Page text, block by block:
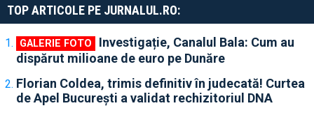
TOP ARTICOLE PE JURNALUL.RO:
Investigație, Canalul Bala: Cum au
dispărut milioane de euro pe Dunăre
Florian Coldea, trimis definitiv în judecată! Curtea
de Apel București a validat rechizitoriul DNA